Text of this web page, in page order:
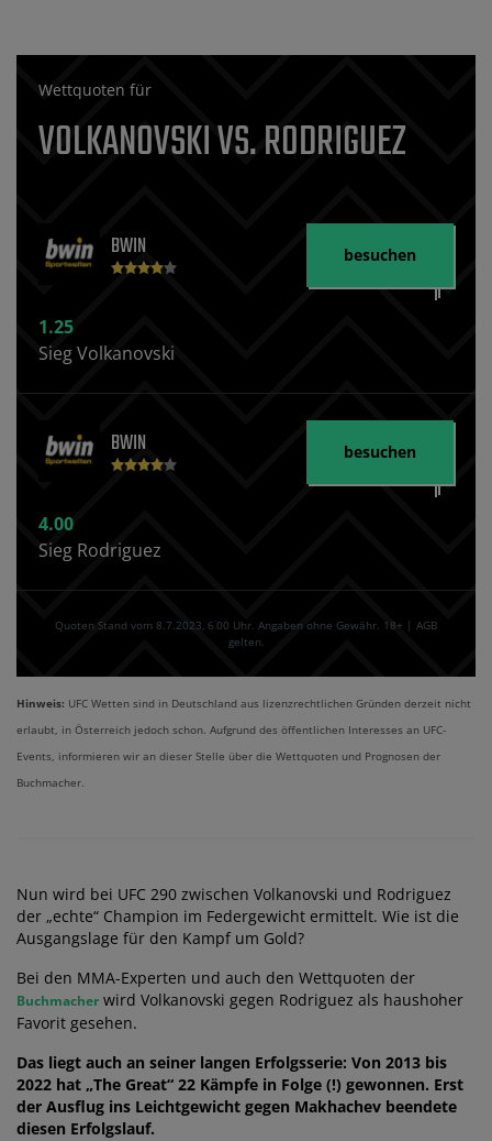
Wettquoten für
VOLKANOVSKI VS. RODRIGUEZ
BWIN
1.25
Sieg Volkanovski
besuchen
BWIN
4.00
Sieg Rodriguez
besuchen
Quoten Stand vom 8.7.2023‚ 6⁚00 Uhr. Angaben ohne Gewähr. 18+ | AGB
gelten.
Hinweis: UFC Wetten sind in Deutschland aus lizenzrechtlichen Gründen derzeit nicht
erlaubt, in Österreich jedoch schon. Aufgrund des öffentlichen Interesses an UFC-
Events, informieren wir an dieser Stelle über die Wettquoten und Prognosen der
Buchmacher.
Nun wird bei UFC 290 zwischen Volkanovski und Rodriguez
der „echte“ Champion im Federgewicht ermittelt. Wie ist die
Ausgangslage für den Kampf um Gold?
Bei den MMA-Experten und auch den Wettquoten der
Buchmacher wird Volkanovski gegen Rodriguez als haushoher
Favorit gesehen.
Das liegt auch an seiner langen Erfolgsserie: Von 2013 bis
2022 hat „The Great“ 22 Kämpfe in Folge (!) gewonnen. Erst
der Ausflug ins Leichtgewicht gegen Makhachev beendete
diesen Erfolgslauf.